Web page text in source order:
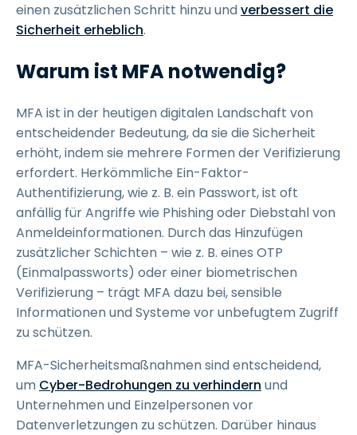
einen zusätzlichen Schritt hinzu undverbessert die
Sicherheit erheblich.
Warum ist MFA notwendig?
MFA ist in der heutigen digitalen Landschaft von
entscheidender Bedeutung, da sie die Sicherheit
erhöht, indem sie mehrere Formen der Verifizierung
erfordert. Herkömmliche Ein-Faktor-
Authentifizierung, wie z. B. ein Passwort, ist oft
anfällig für Angriffe wie Phishing oder Diebstahl von
Anmeldeinformationen. Durch das Hinzufügen
zusätzlicher Schichten – wie z. B. eines OTP
(Einmalpassworts) oder einer biometrischen
Verifizierung – trägt MFA dazu bei, sensible
Informationen und Systeme vor unbefugtem Zugriff
zu schützen.
MFA-Sicherheitsmaßnahmen sind entscheidend,
um Cyber-Bedrohungen zu verhindern und
Unternehmen und Einzelpersonen vor
Datenverletzungen zu schützen. Darüber hinaus